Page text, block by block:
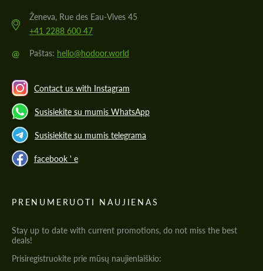
Ženeva, Rue des Eau-Vives 45
+41 2288 600 47
@ Paštas: hello@hodoor.world
Contact us with Instagram
Susisiekite su mumis WhatsApp
Susisiekite su mumis telegrama
facebook ' e
PRENUMERUOTI NAUJIENAS
Stay up to date with current promotions, do not miss the best
deals!
Prisiregistruokite prie mūsų naujienlaiškio: